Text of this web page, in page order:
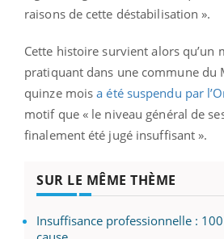
raisons de cette déstabilisation ».
Cette histoire survient alors qu’un
pratiquant dans une commune du
quinze moisa été suspendu par
motif que « le niveau général de
finalement été jugé insuffisant ».
SUR LE MÊME THÈME
Insuffisance professionnelle :